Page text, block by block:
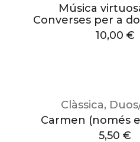
Música
Converses per a
10,00 €
Clàssica,
Carmen (només
5,50 €